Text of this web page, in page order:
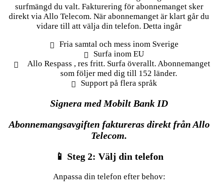
surfmängd du valt. Fakturering för abonnemanget sker
direkt via Allo Telecom. När abonnemanget är klart går du
vidare till att välja din telefon. Detta ingår
Fria samtal och mess inom Sverige
Surfa inom EU
Allo Respass , res fritt. Surfa överallt. Abonnemanget
som följer med dig till 152 länder.
Support på flera språk
Signera med Mobilt Bank ID
Abonnemangsavgiften faktureras direkt från Allo
Telecom.
📱 Steg 2: Välj din telefon
Anpassa din telefon efter behov: